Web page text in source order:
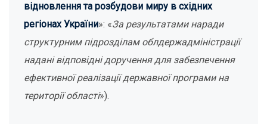
відновлення та розбудови миру в східних
регіонах України»: «За результатами наради
структурним підрозділам облдержадміністрації
надані відповідні доручення для забезпечення
ефективної реалізації державної програми на
території області»).